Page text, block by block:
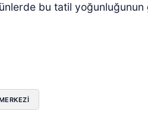
bu tatil yoğunluğunun